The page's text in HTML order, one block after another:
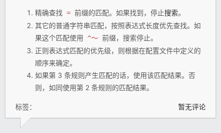
精确查找 = 前缀的匹配。如果找到，停止搜索。
其它的普通字符串匹配，按照表达式长度优先查找。如
果这个匹配使用 ^〜 前缀，搜索停止。
正则表达式匹配的优先级，则根据在配置文件中定义的
顺序来确定。
如果第 3 条规则产生匹配的话，使用该匹配结果。否
则，如同使用第 2 条规则的匹配结果。
标签： 暂无评论